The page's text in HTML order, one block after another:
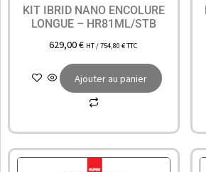
KIT IBRID NANO ENCOLURE
LONGUE – HR81ML/STB
629,00€ HT /754,80€TTC
Ajouter au panier